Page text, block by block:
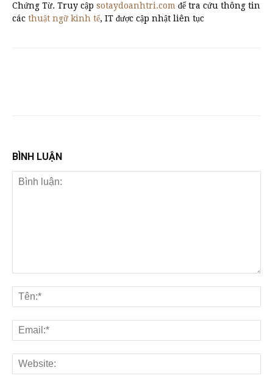
Chứng Từ. Truy cập sotaydoanhtri.com để tra cứu thông tin
các thuật ngữ kinh tế, IT được cập nhật liên tục
BÌNH LUẬN